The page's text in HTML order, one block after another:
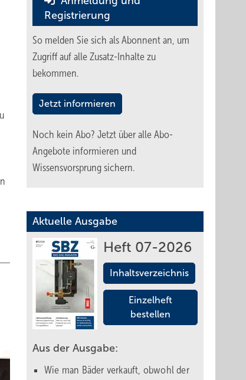
Registrierung
So melden Sie sich als Abonnent an, um
Zugriff auf alle Zusatz-Inhalte zu
bekommen.
Jetzt informieren
Noch kein Abo? Jetzt über alle Abo-
Angebote informieren und
Wissensvorsprung sichern.
Aktuelle Ausgabe
Heft 07-2026
Inhaltsverzeichnis
Einzelheft
bestellen
Aus der Ausgabe:
Wie man Bäder verkauft, obwohl der